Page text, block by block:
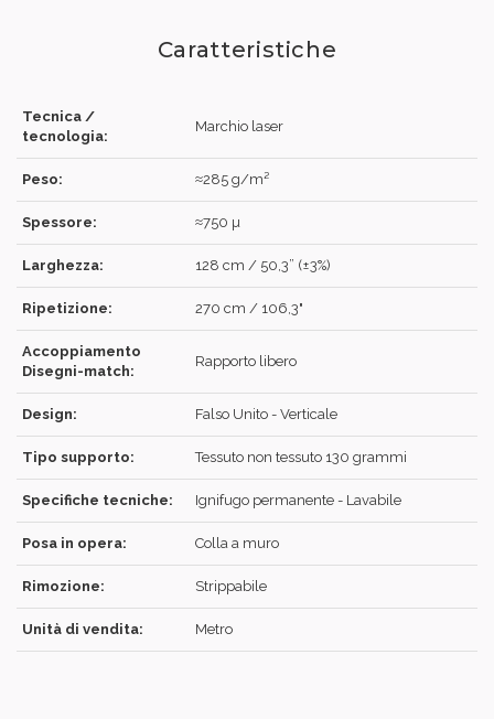
Caratteristiche
Tecnica /
tecnologia:
Marchio laser
Peso: ≈285 g/m²
Spessore: ≈750 µ
Larghezza: 128 cm / 50,3” (±3%)
Ripetizione: 270 cm / 106,3"
Accoppiamento
Disegni-match:
Rapporto libero
Design: Falso Unito - Verticale
Tipo supporto: Tessuto non tessuto 130 grammi
Specifiche tecniche: Ignifugo permanente - Lavabile
Posa in opera: Colla a muro
Rimozione: Strippabile
Unità di vendita: Metro
ACCEDI
Hai dimenticato la password?
ACCEDI
RECUPERA
REGISTRATI